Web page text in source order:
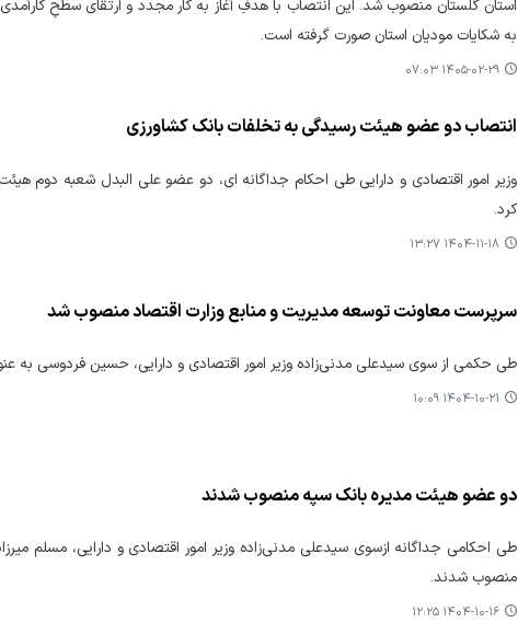
استان گلستان منصوب شد. این انتصاب با هدفِ آغاز به کار مجدد و ارتقای سطحِ
به شکایات مودیان استان صورت گرفته است.
۱۴۰۵-۰۲-۲۹ ۰۷:۰۳
انتصاب دو عضو هیئت رسیدگی به تخلفات بانک کشاورزی
وزیر امور اقتصادی و دارایی طی احکام جداگانه ای، دو عضو علی البدل شعبه دوم
کرد.
۱۴۰۴-۱۱-۱۸ ۱۳:۲۷
سرپرست معاونت توسعه مدیریت و منابع وزارت اقتصاد منصوب شد
طی حکمی از سوی سیدعلی مدنی‌زاده وزیر امور اقتصادی و دارایی، حسین فردوسی
۱۴۰۴-۱۰-۲۱ ۱۰:۰۹
دو عضو هیئت مدیره بانک سپه منصوب شدند
طی احکامی جداگانه ازسوی سیدعلی مدنی‌زاده وزیر امور اقتصادی و دارایی، مسلم
منصوب شدند.
۱۴۰۴-۱۰-۱۶ ۱۲:۲۵